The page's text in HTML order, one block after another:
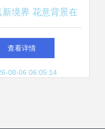
境界 花意背景在
器材中的创新应用
查看详情
08-06 06:05:14